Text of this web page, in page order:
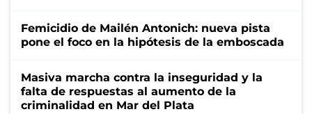
Femicidio de Mailén Antonich: nueva pista
pone el foco en la hipótesis de la emboscada
Masiva marcha contra la inseguridad y la
falta de respuestas al aumento de la
criminalidad en Mar del Plata